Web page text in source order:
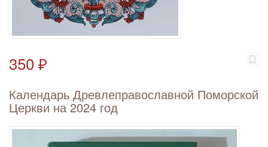
350 ₽
Календарь Древлеправославной Поморской
Церкви на 2024 год